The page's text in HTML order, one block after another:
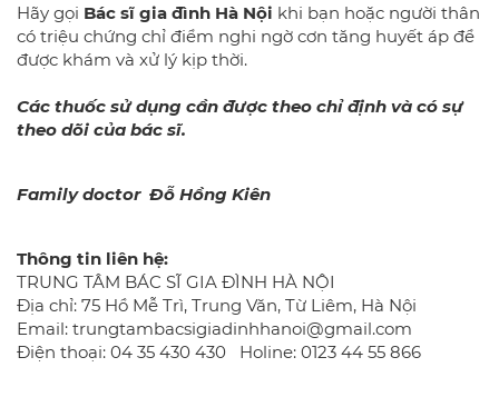
Hãy gọi Bác sĩ gia đình Hà Nội khi bạn hoặc người thân
có triệu chứng chỉ điểm nghi ngờ cơn tăng huyết áp để
được khám và xử lý kịp thời.
Các thuốc sử dụng cần được theo chỉ định và có sự
theo dõi của bác sĩ.
Family doctor Đỗ Hồng Kiên
Thông tin liên hệ:
TRUNG TÂM BÁC SĨ GIA ĐÌNH HÀ NỘI
Địa chỉ: 75 Hồ Mễ Trì, Trung Văn, Từ Liêm, Hà Nội
Email: trungtambacsigiadinhhanoi@gmail.com
Điện thoại: 04 35 430 430 Holine: 0123 44 55 866